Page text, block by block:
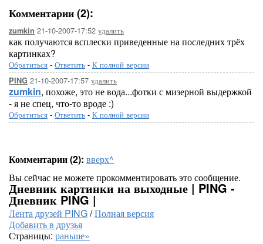
Комментарии (2):
zumkin 21-10-2007-17:52 удалить
как получаются всплески приведенные на последних трёх
картинках?
Обратиться - Ответить - К полной версии
PING 21-10-2007-17:57 удалить
zumkin, похоже, это не вода...фотки с мизерной выдержкой
- я не спец, что-то вроде :)
Обратиться - Ответить - К полной версии
Комментарии (2): вверх^
Вы сейчас не можете прокомментировать это сообщение.
Дневник картинки на выходные | PING -
Дневник PING |
Лента друзей PING/Полная версия
Добавить в друзья
Страницы: раньше»